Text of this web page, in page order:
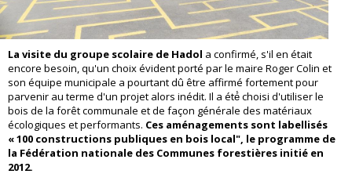
La visite du groupe scolaire de Hadol a confirmé, s'il en était
encore besoin, qu'un choix évident porté par le maire Roger Colin et
son équipe municipale a pourtant dû être affirmé fortement pour
parvenir au terme d'un projet alors inédit. Il a été́ choisi d'utiliser le
bois de la forêt communale et de façon générale des matériaux
écologiques et performants. Ces aménagements sont labellisés
« 100 constructions publiques en bois local", le programme de
la Fédération nationale des Communes forestières initié en
2012.